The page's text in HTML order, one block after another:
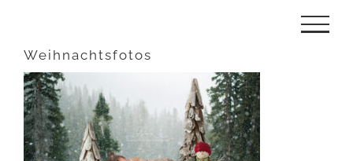
springen
Weihnachtsfotos